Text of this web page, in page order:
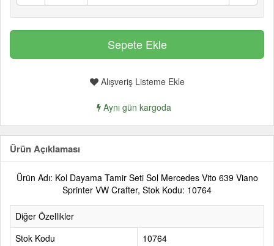
Alışveriş Listeme Ekle
Aynı gün kargoda
Ürün Açıklaması
Ürün Adı: Kol Dayama Tamir Seti Sol Mercedes Vito 639 Viano
Sprinter VW Crafter, Stok Kodu: 10764
Diğer Özellikler
Stok Kodu
10764